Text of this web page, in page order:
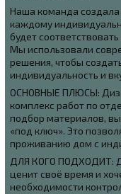
Наша команда создала
каждому
будет
Мы использовали
решения, чтобы
индивидуальность и
ОСНОВНЫЕ ПЛЮСЫ:
комплекс работ по
подбор материалов,
«под ключ». Это
проживанию дом с
ДЛЯ КОГО ПОДХОДИТ:
ценит своё время и
необходимости